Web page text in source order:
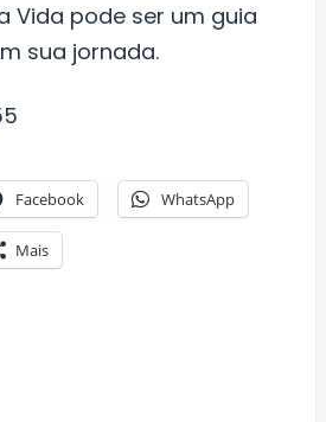
Vida pode ser um guia
sua jornada.
Facebook WhatsApp
Mais